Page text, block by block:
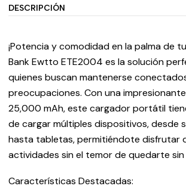
DESCRIPCIÓN
¡Potencia y comodidad en la palma de
Bank Ewtto ETE2004 es la solución
quienes buscan mantenerse
preocupaciones. Con una
25,000 mAh, este cargador portátil
de cargar múltiples dispositivos, desde
hasta tabletas, permitiéndote disfrutar
actividades sin el temor de quedarte
Características Destacadas: